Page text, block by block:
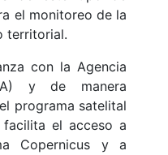
el monitoreo de la
territorial.
con la Agencia
y de manera
programa satelital
facilita el acceso a
Copernicus y a